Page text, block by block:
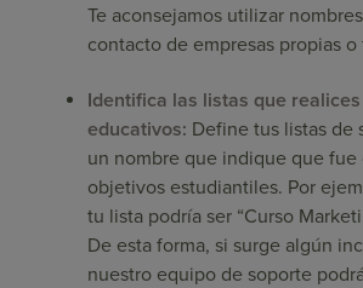
Te aconsejamos utilizar
contacto de empresas propias o
Identifica las listas que
educativos: Define tus listas de
un nombre que indique que fue
objetivos estudiantiles. Por
tu lista podría ser “Curso
De esta forma, si surge algún
nuestro equipo de soporte